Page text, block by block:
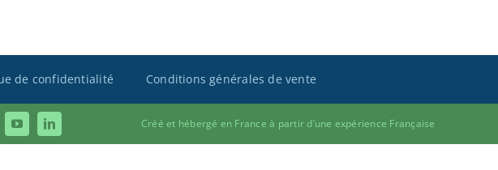
de confidentialité Conditions générales de vente
Créé et hébergé en France à partir d’une expérience Française